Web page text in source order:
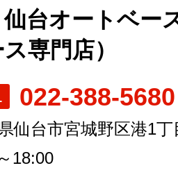
台オートベー
専門店）
022-388-5680
仙台市宮城野区港1丁
18:00